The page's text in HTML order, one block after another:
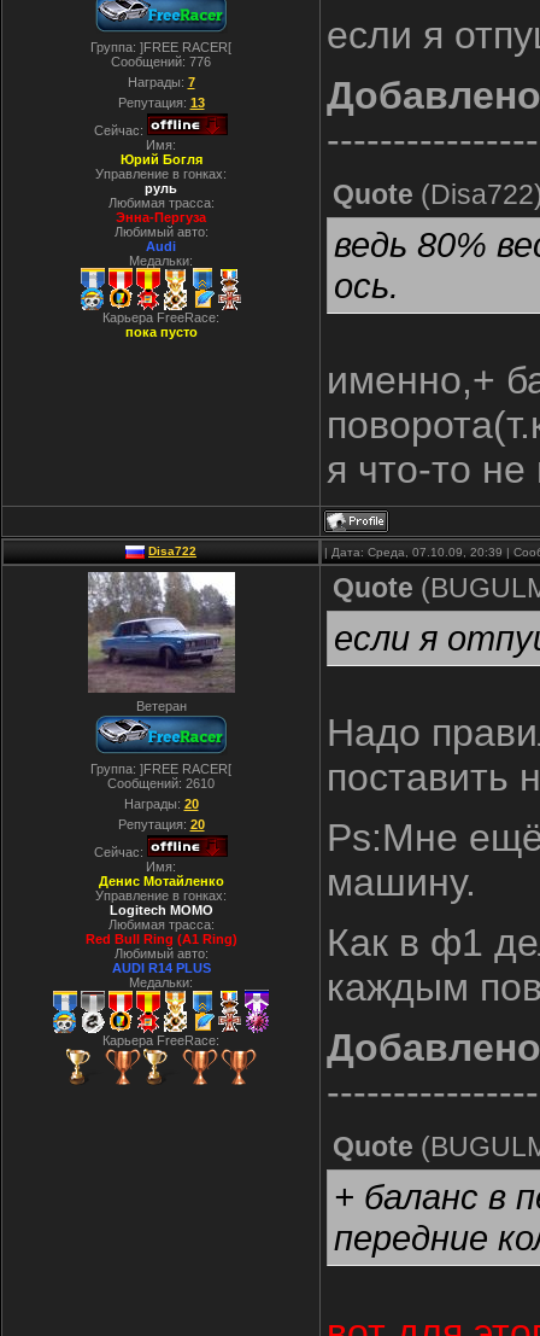
Группа: ]FREE RACER[
Сообщений: 776
Награды: 7
Репутация: 13
Сейчас:
Имя:
Юрий Богля
Управление в гонках:
руль
Любимая трасса:
Энна-Пергуза
Любимый авто:
Audi
Медальки:
Карьера FreeRace:
пока пусто
если я
Добавлено
Quote (Disa722
ведь 80%
ось.
именно,+
я что-то
Disa722 | Дата: Среда, 07.10.09, 20:39 |
Ветеран
Группа: ]FREE RACER[
Сообщений: 2610
Награды: 20
Репутация: 20
Сейчас:
Имя:
Денис Мотайленко
Управление в гонках:
Logitech MOMO
Любимая трасса:
Red Bull Ring (A1 Ring)
Любимый авто:
AUDI R14 PLUS
Медальки:
Карьера FreeRace:
Quote (
если я
Надо
поставить
Ps:Мне ещё
машину.
Как в ф1
каждым
Добавлено
Quote (
+ баланс в
передние